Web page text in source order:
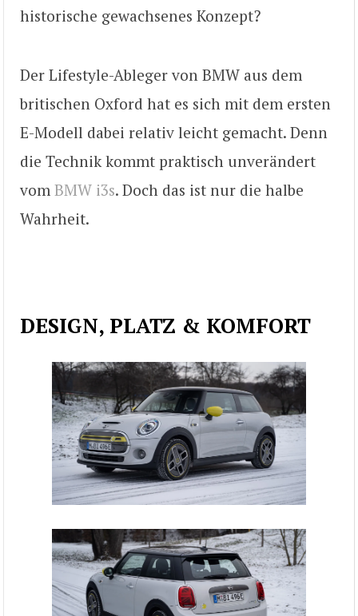
historische gewachsenes Konzept?
Der Lifestyle-Ableger von BMW aus dem
britischen Oxford hat es sich mit dem ersten
E-Modell dabei relativ leicht gemacht. Denn
die Technik kommt praktisch unverändert
vom BMW i3s. Doch das ist nur die halbe
Wahrheit.
DESIGN, PLATZ & KOMFORT